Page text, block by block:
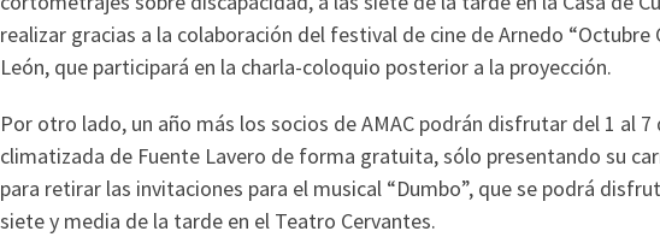
realizar gracias a la colaboración del festival de cine de Arnedo “Octubre
León, que participará en la charla-coloquio posterior a la proyección.
Por otro lado, un año más los socios de AMAC podrán disfrutar del 1 al 7
climatizada de Fuente Lavero de forma gratuita, sólo presentando su
para retirar las invitaciones para el musical “Dumbo”, que se podrá
siete y media de la tarde en el Teatro Cervantes.